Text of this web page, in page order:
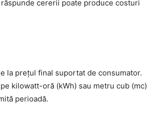
cererii poate produce costuri
la prețul final suportat de consumator.
kilowatt-oră (kWh) sau metru cub (mc)
perioadă.